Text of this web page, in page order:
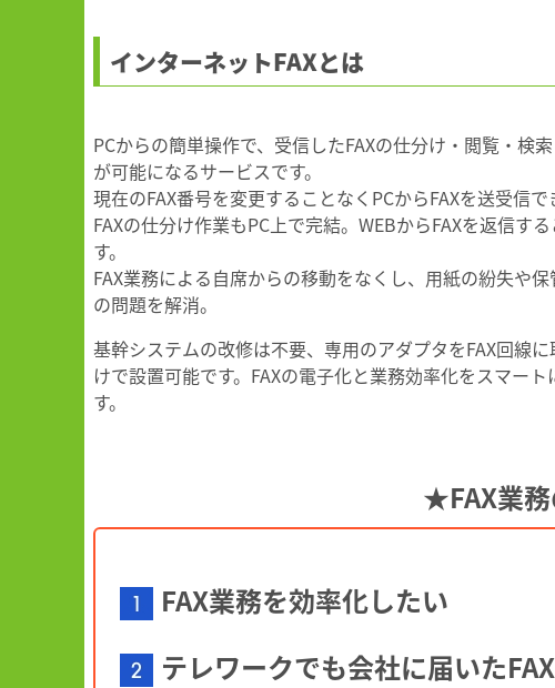
インターネットFAXとは
PCからの簡単操作で、受信したFAXの仕分け・閲覧・検
が可能になるサービスです。
現在のFAX番号を変更することなくPCからFAXを送受信
FAXの仕分け作業もPC上で完結。WEBからFAXを返信す
す。
FAX業務による自席からの移動をなくし、用紙の紛失や
の問題を解消。
基幹システムの改修は不要、専用のアダプタをFAX回線
けで設置可能です。FAXの電子化と業務効率化をスマート
す。
★FAX業
FAX業務を効率化したい
テレワークでも会社に届いた